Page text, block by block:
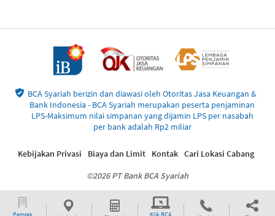
BCA Syariah berizin dan diawasi oleh Otoritas Jasa Keuangan &
Bank Indonesia - BCA Syariah merupakan peserta penjaminan
LPS-Maksimum nilai simpanan yang dijamin LPS per nasabah
per bank adalah Rp2 miliar
©2026 PT Bank BCA Syariah
Kebijakan Privasi Biaya dan Limit Kontak Cari Lokasi Cabang